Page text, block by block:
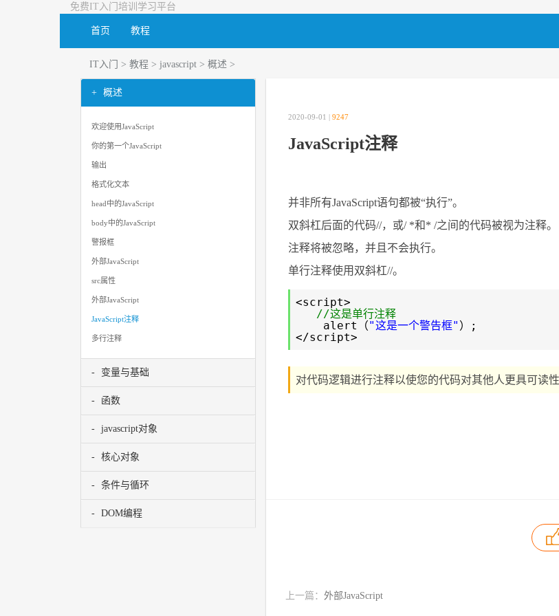
免费IT入门培训学习平台
首页 教程
IT入门 > 教程 > javascript > 概述 >
2020-09-01 | 9247
JavaScript注释
并非所有JavaScript语句都被“执行”。
双斜杠后面的代码//，或/ *和* /之间的代码被视为注释。
注释将被忽略，并且不会执行。
单行注释使用双斜杠//。
<script>
//这是单行注释
alert（"这是一个警告框" ）;
</script>
对代码逻辑进行注释以使您的代码对其他人更具可读性
上一篇： 外部JavaScript
概述
欢迎使用JavaScript
你的第一个JavaScript
输出
格式化文本
head中的JavaScript
body中的JavaScript
警报框
外部JavaScript
src属性
外部JavaScript
JavaScript注释
多行注释
变量与基础
函数
javascript对象
核心对象
条件与循环
DOM编程